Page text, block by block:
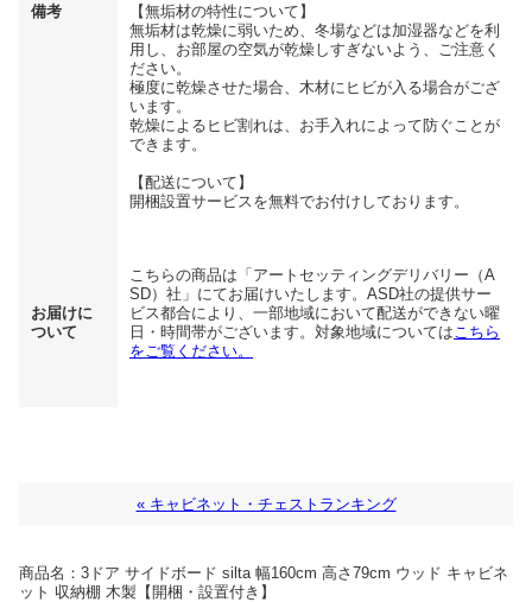
備考
【無垢材の特性について】
無垢材は乾燥に弱いため、冬場などは加湿器などを利
用し、お部屋の空気が乾燥しすぎないよう、ご注意く
ださい。
極度に乾燥させた場合、木材にヒビが入る場合がござ
います。
乾燥によるヒビ割れは、お手入れによって防ぐことが
できます。
【配送について】
開梱設置サービスを無料でお付けしております。
お届けに
ついて
こちらの商品は「アートセッティングデリバリー（A
SD）社」にてお届けいたします。ASD社の提供サー
ビス都合により、一部地域において配送ができない曜
日・時間帯がございます。対象地域については こちら
をご覧ください。
« キャビネット・チェストランキング
商品名： 3ドア サイドボード silta 幅160cm 高さ79cm ウッド キャビネ
ット 収納棚 木製【開梱・設置付き】